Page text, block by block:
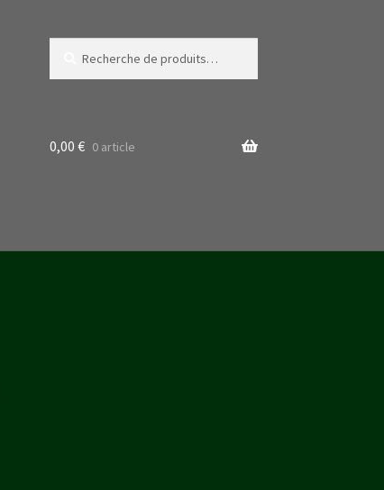
0,00 € 0 article